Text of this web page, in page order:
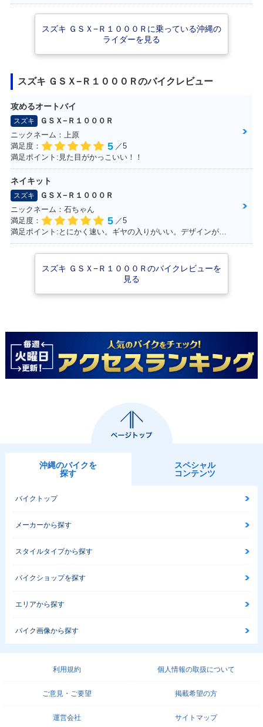
0R・マイナーチェ
ンジ
0・マイナーチェン
ジ
0R ABS・カラーチ
ェンジ
0R
2017年 GSX-R100
2017年 GSX-R100
0 ABS・フルモデル
2016年 GSX-R100
2016年 GSX-R100
2015年 GSX-R100
2015年 GSX-R100
2014年 GSX-R100
2012年 GSX-R100
2011年 GSX-R100
2009年 GSX-R100
2007年 GSX-R100
スズキ ＧＳＸ−Ｒ１０００Ｒに乗っている沖縄の
ライダーを見る
スズキ ＧＳＸ−Ｒ１０００Ｒのバイクレビュー
攻めるオートバイ
スズキ
ＧＳＸ−Ｒ１０００Ｒ
ニックネーム：上原
満足度：
5 ／5
満足ポイント:見た目がかっこいい！！
ネイキット
スズキ
ＧＳＸ−Ｒ１０００Ｒ
ニックネーム：石ちゃん
満足度：
5 ／5
満足ポイント:とにかく速い。ギヤの入りがいい。デザインがいい！！
スズキ ＧＳＸ−Ｒ１０００Ｒのバイクレビューを
見る
沖縄のバイクを
探す
スペシャル
コンテンツ
バイクトップ
メーカーから探す
スタイルタイプから探す
バイクショップを探す
エリアから探す
バイク画像から探す
利用規約 個人情報の取扱について
ご意見・ご要望 掲載希望の方
運営会社 サイトマップ